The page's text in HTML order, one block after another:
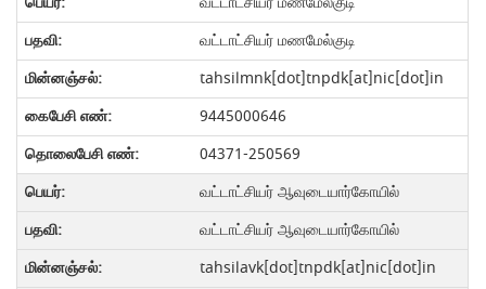
வட்டாட்சியர் மணமேல்குடி
tahsilmnk[dot]tnpdk[at]nic[dot]in
9445000646
04371-250569
வட்டாட்சியர் ஆவுடையார்கோயில்
வட்டாட்சியர் ஆவுடையார்கோயில்
tahsilavk[dot]tnpdk[at]nic[dot]in